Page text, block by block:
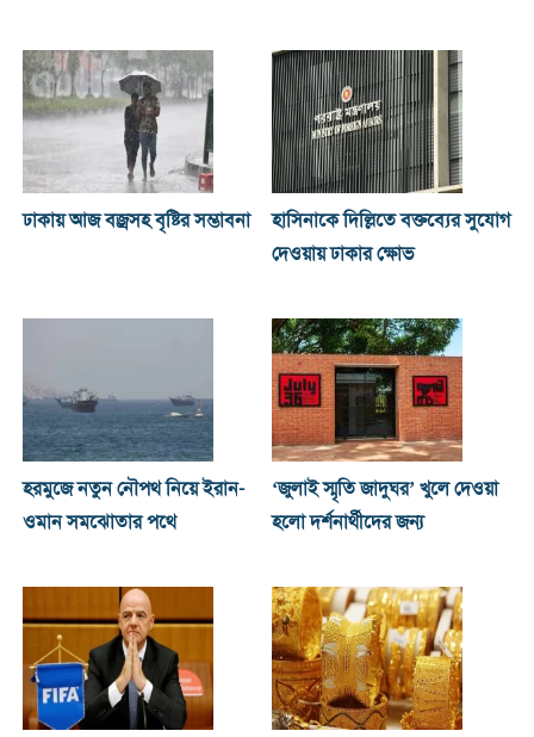
ঢাকায় আজ বজ্রসহ বৃষ্টির সম্ভাবনা
হাসিনাকে দিল্লিতে বক্তব্যের সুযোগ
দেওয়ায় ঢাকার ক্ষোভ
হরমুজে নতুন নৌপথ নিয়ে ইরান-
ওমান সমঝোতার পথে
‘জুলাই স্মৃতি জাদুঘর’ খুলে দেওয়া
হলো দর্শনার্থীদের জন্য